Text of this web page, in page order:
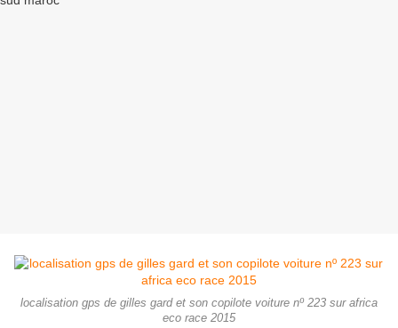
localisation gps de gilles gard et son copilote voiture nº 223 sur africa
eco race 2015